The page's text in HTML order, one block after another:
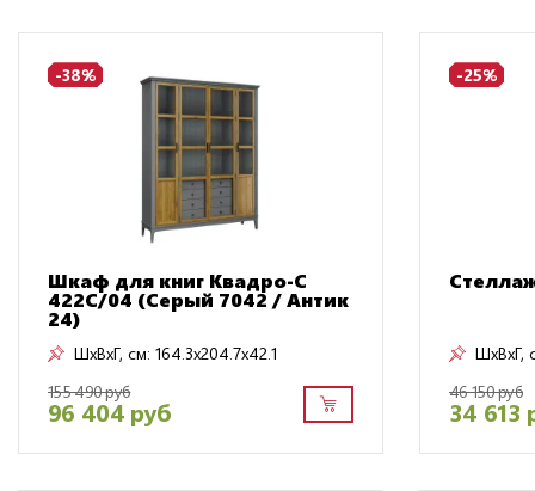
-38%
Шкаф для книг Квадро-С
422С/04 (Серый 7042 / Антик
24)
ШxВxГ, см: 164.3x204.7x42.1
155 490 руб
96 404 руб
-25%
ШxВxГ,
46 150 руб
34 613